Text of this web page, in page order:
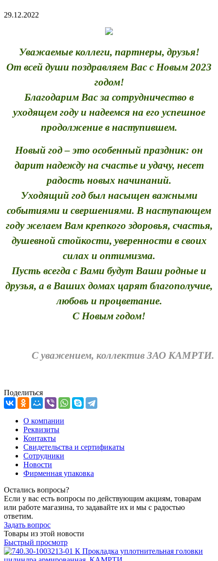
29.12.2022
Уважаемые коллеги, партнеры, друзья!
От всей души поздравляем Вас с Новым 2023
годом!
Благодарим Вас за сотрудничество в
уходящем году и надеемся на его успешное
продолжение в наступившем.
Новый год – это особенный праздник: он
дарит надежду на счастье и удачу, несет
радость новых начинаний.
Уходящий год был насыщен важными
событиями и свершениями. В наступающем
году желаем Вам крепкого здоровья, счастья,
душевной стойкости, уверенности в своих
силах и оптимизма.
Пусть всегда с Вами будут Ваши родные и
друзья, а в Ваших домах царят благополучие,
любовь и процветание.
С Новым годом!
С уважением, коллектив ЗАО КАМРТИ.
Поделиться
О компании
Реквизиты
Контакты
Свидетельства и сертификаты
Сотрудники
Новости
Фирменная упаковка
Остались вопросы?
Если у вас есть вопросы по действующим акциям, товарам
или работе магазина, то задавайте их и мы с радостью
ответим.
Задать вопрос
Товары из этой новости
Быстрый просмотр